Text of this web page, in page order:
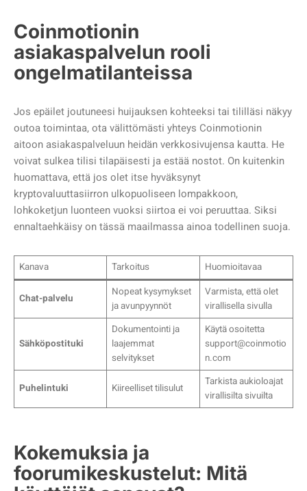
Coinmotionin
asiakaspalvelun rooli
ongelmatilanteissa
Jos epäilet joutuneesi huijauksen kohteeksi tai tililläsi näkyy
outoa toimintaa, ota välittömästi yhteys Coinmotionin
aitoon asiakaspalveluun heidän verkkosivujensa kautta. He
voivat sulkea tilisi tilapäisesti ja estää nostot. On kuitenkin
huomattava, että jos olet itse hyväksynyt
kryptovaluuttasiirron ulkopuoliseen lompakkoon,
lohkoketjun luonteen vuoksi siirtoa ei voi peruuttaa. Siksi
ennaltaehkäisy on tässä maailmassa ainoa todellinen suoja.
Kanava Tarkoitus Huomioitavaa
Chat-palvelu
Nopeat kysymykset
ja avunpyynnöt
Varmista, että olet
virallisella sivulla
Sähköpostituki
Dokumentointi ja
laajemmat
selvitykset
Käytä osoitetta
support@coinmotio
n.com
Puhelintuki Kiireelliset tilisulut
Tarkista aukioloajat
virallisilta sivuilta
Kokemuksia ja
foorumikeskustelut: Mitä